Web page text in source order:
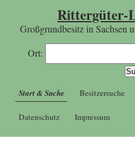
Rittergüter-
Großgrundbesitz in Sachsen
Ort:
Start & Suche Besitzersuche
Datenschutz Impressum